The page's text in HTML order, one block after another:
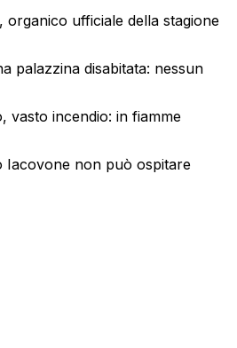
organico ufficiale della stagione
palazzina disabitata: nessun
vasto incendio: in fiamme
Iacovone non può ospitare